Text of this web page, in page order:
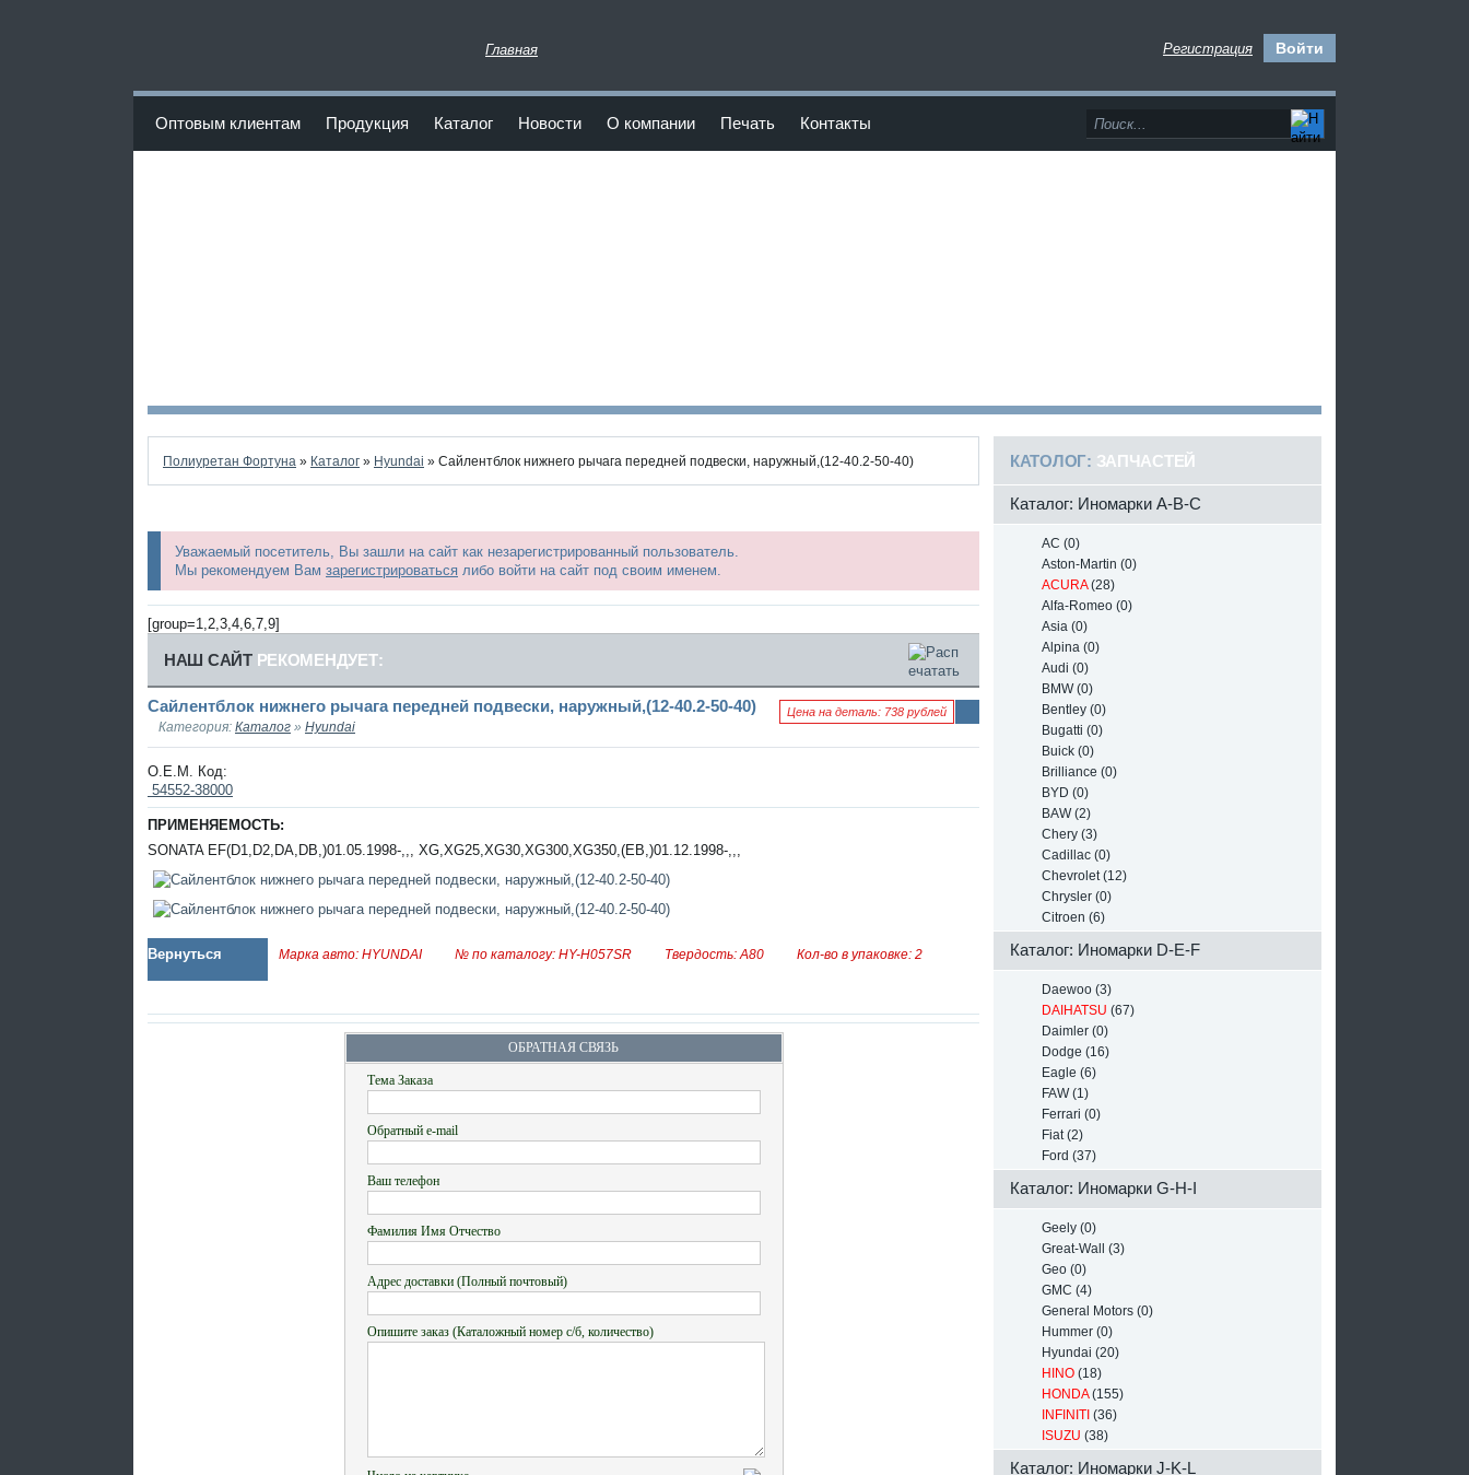
Регистрация Войти
Главная
Оптовым клиентам Продукция Каталог Новости О компании Печать Контакты
Полиуретан Фортуна » Каталог » Hyundai » Сайлентблок нижнего рычага передней подвески, наружный,(12-40.2-50-40)
Уважаемый посетитель, Вы зашли на сайт как незарегистрированный пользователь.
Мы рекомендуем Вам зарегистрироваться либо войти на сайт под своим именем.
[group=1,2,3,4,6,7,9]
НАШ САЙТРЕКОМЕНДУЕТ:
фо
нов
Цена на деталь: 738 рублей
Сайлентблок нижнего рычага передней подвески, наружный,(12-40.2-50-40)
Категория: Каталог » Hyundai
O.E.M. Код:
54552-38000
ПРИМЕНЯЕМОСТЬ:
SONATA EF(D1,D2,DA,DB,)01.05.1998-,,, XG,XG25,XG30,XG300,XG350,(EB,)01.12.1998-,,,
Вернуться Марка авто: HYUNDAI № по каталогу: HY-H057SR Твердость: A80 Кол-во в упаковке: 2
ОБРАТНАЯ СВЯЗЬ
Тема Заказа
Обратный e-mail
Ваш телефон
Фамилия Имя Отчество
Адрес доставки (Полный почтовый)
Опишите заказ (Каталожный номер с/б, количество)
КАТОЛОГ: ЗАПЧАСТЕЙ
Каталог: Иномарки A-B-C
AC (0)
Aston-Martin (0)
ACURA(28)
Alfa-Romeo (0)
Asia (0)
Alpina (0)
Audi (0)
BMW (0)
Bentley (0)
Bugatti (0)
Buick (0)
Brilliance (0)
BYD (0)
BAW (2)
Chery (3)
Cadillac (0)
Chevrolet (12)
Chrysler (0)
Citroen (6)
Каталог: Иномарки D-E-F
Daewoo (3)
DAIHATSU (67)
Daimler (0)
Dodge (16)
Eagle (6)
FAW (1)
Ferrari (0)
Fiat (2)
Ford (37)
Каталог: Иномарки G-H-I
Geely (0)
Great-Wall (3)
Geo (0)
GMC (4)
General Motors (0)
Hummer (0)
Hyundai (20)
HINO (18)
HONDA(155)
INFINITI (36)
ISUZU (38)
Каталог: Иномарки J-K-L